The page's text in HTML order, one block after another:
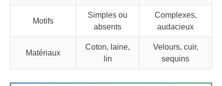
Motifs
Simples ou
absents
Complexes,
audacieux
Matériaux
Coton, laine,
lin
Velours, cuir,
sequins